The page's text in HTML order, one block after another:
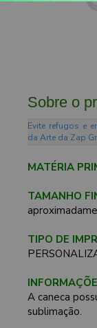
Sobre o
Evite refugos e
da Arte da Zap
MATÉRIA
TAMANHO
TIPO DE
A caneca
sublimação.